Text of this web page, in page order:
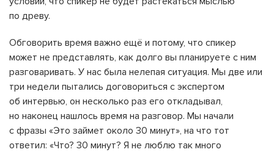
по древу.
Обговорить время важно ещё и потому, что спикер
может не представлять, как долго вы планируете с ним
разговаривать. У нас была нелепая ситуация. Мы две или
три недели пытались договориться с экспертом
об интервью, он несколько раз его откладывал,
но наконец нашлось время на разговор. Мы начали
с фразы «Это займет около 30 минут», на что тот
ответил: «Что? 30 минут? Я не люблю так много